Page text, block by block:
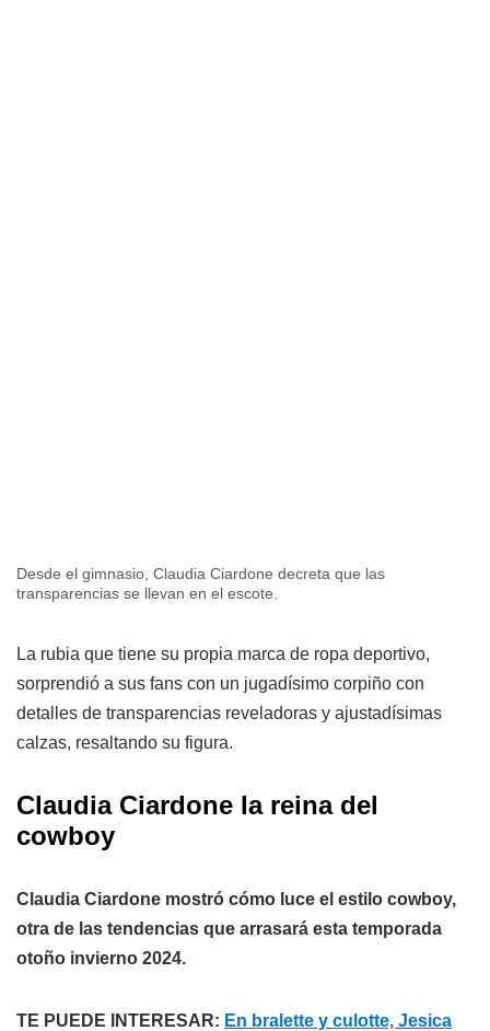
Desde el gimnasio, Claudia Ciardone decreta que las
transparencias se llevan en el escote.
La rubia que tiene su propia marca de ropa deportivo,
sorprendió a sus fans con un jugadísimo corpiño con
detalles de transparencias reveladoras y ajustadísimas
calzas, resaltando su figura.
Claudia Ciardone la reina del
cowboy
Claudia Ciardone mostró cómo luce el estilo cowboy,
otra de las tendencias que arrasará esta temporada
otoño invierno 2024.
TE PUEDE INTERESAR: En bralette y culotte, Jesica